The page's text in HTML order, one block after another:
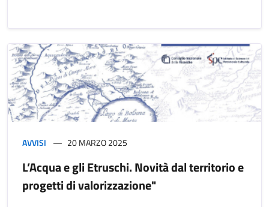
AVVISI 20 MARZO 2025
L’Acqua e gli Etruschi. Novità dal territorio e
progetti di valorizzazione"